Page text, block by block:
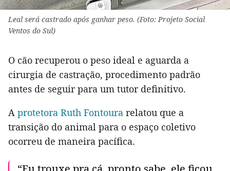
Leal será castrado após ganhar peso. (Foto: Projeto Social
Ventos do Sul)
O cão recuperou o peso ideal e aguarda a
cirurgia de castração, procedimento padrão
antes de seguir para um tutor definitivo.
A protetora Ruth Fontoura relatou que a
transição do animal para o espaço coletivo
ocorreu de maneira pacífica.